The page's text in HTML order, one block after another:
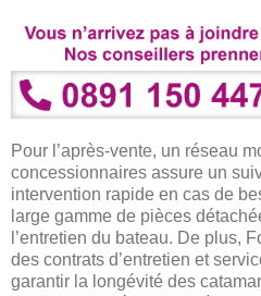
Pour l’après-vente, un réseau
concessionnaires assure un
intervention rapide en cas de
large gamme de pièces
l’entretien du bateau. De plus,
des contrats d’entretien et
garantir la longévité des